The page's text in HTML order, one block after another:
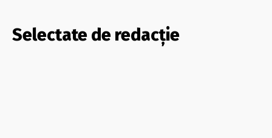
Selectate de redacție